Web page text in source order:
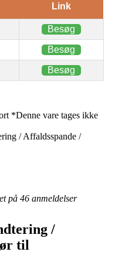
Link
Besøg
Besøg
Besøg
*Denne vare tages ikke
/ Affaldsspande /
på 46 anmeldelser
/
til